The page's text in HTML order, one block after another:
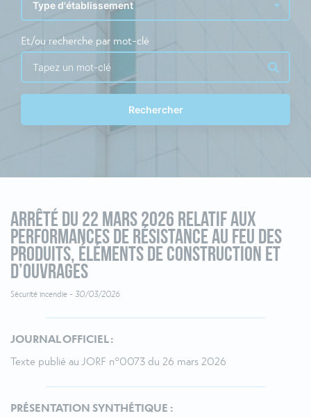
Et/ou recherche par mot-clé
Rechercher
Arrêté du 22 mars 2026 relatif aux
performances de résistance au feu des
produits, éléments de construction et
d’ouvrages
Sécurité incendie - 30/03/2026
JOURNAL OFFICIEL :
Texte publié au JORF n°0073 du 26 mars 2026
PRÉSENTATION SYNTHÉTIQUE :